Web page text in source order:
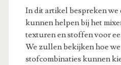
In dit artikel bespreken we
kunnen helpen bij het
texturen en stoffen voor
We zullen bekijken hoe
stofcombinaties kunnen